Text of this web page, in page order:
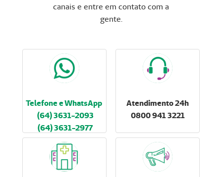
canais e entre em contato com a
gente.
Telefone e WhatsApp
(64) 3631-2093
(64) 3631-2977
Atendimento 24h
0800 941 3221